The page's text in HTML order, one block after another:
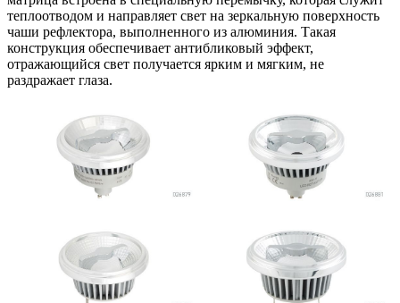
теплоотводом и направляет свет на зеркальную поверхность
чаши рефлектора, выполненного из алюминия. Такая
конструкция обеспечивает антибликовый эффект,
отражающийся свет получается ярким и мягким, не
раздражает глаза.